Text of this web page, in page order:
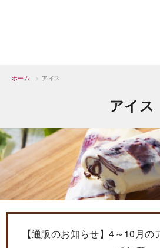
ホーム > アイス
アイス
【通販のお知らせ】4～10月